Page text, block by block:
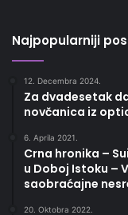
Najpopularniji
12. Decembra 2024.
Za dvadesetak
novčanica iz
6. Aprila 2021.
Crna hronika –
u Doboj Istoku –
saobraćajne
20. Oktobra 2022.